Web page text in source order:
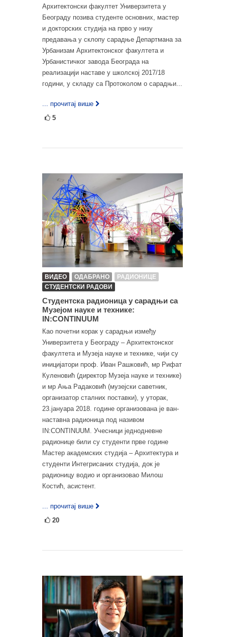
Архитектонски факултет Универзитета у
Београду позива студенте основних, мастер
и докторских студија на прво у низу
предавања у склопу сарадње Департмана за
Урбанизам Архитектонског факултета и
Урбанистичког завода Београда на
реализацији наставе у школској 2017/18
години, у складу са Протоколом о сарадњи...
... прочитај више
5
ВИДЕО ОДАБРАНО
РАДИОНИЦЕ
СТУДЕНТСКИ РАДОВИ
Студентска радионица у сарадњи са
Музејом науке и технике:
IN:CONTINUUM
Као почетни корак у сарадњи између
Универзитета у Београду – Архитектонског
факултета и Музеја науке и технике, чији су
иницијатори проф. Иван Рашковић, мр Рифат
Куленовић (директор Музеја науке и технике)
и мр Ања Радаковић (музејски саветник,
организатор сталних поставки), у уторак,
23.јануара 2018. године организована је ван-
наставна радионица под називом
IN:CONTINUUM. Учесници једнодневне
радионице били су студенти прве године
Мастер академских студија – Архитектура и
студенти Интегрисаних студија, док је
радионицу водио и организовао Милош
Костић, асистент.
... прочитај више
20